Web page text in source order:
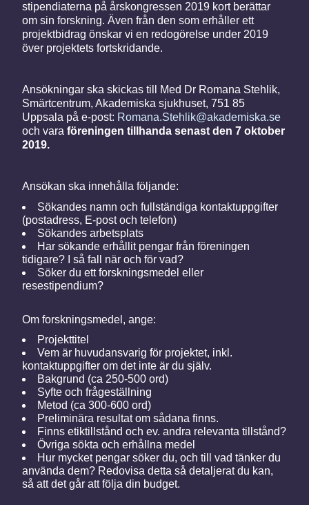
stipendiaterna på årskongressen 2019 kort berättar
om sin forskning. Även från den som erhåller ett
projektbidrag önskar vi en redogörelse under 2019
över projektets fortskridande.
Ansökningar ska skickas till Med Dr Romana Stehlik,
Smärtcentrum, Akademiska sjukhuset, 751 85
Uppsala på e-post: Romana.Stehlik@akademiska.se
och vara föreningen tillhanda senast den 7 oktober
2019.
Ansökan ska innehålla följande:
Sökandes namn och fullständiga kontaktuppgifter
(postadress, E-post och telefon)
Sökandes arbetsplats
Har sökande erhållit pengar från föreningen
tidigare? I så fall när och för vad?
Söker du ett forskningsmedel eller
resestipendium?
Om forskningsmedel, ange:
Projekttitel
Vem är huvudansvarig för projektet, inkl.
kontaktuppgifter om det inte är du själv.
Bakgrund (ca 250-500 ord)
Syfte och frågeställning
Metod (ca 300-600 ord)
Preliminära resultat om sådana finns.
Finns etiktillstånd och ev. andra relevanta tillstånd?
Övriga sökta och erhållna medel
Hur mycket pengar söker du, och till vad tänker du
använda dem? Redovisa detta så detaljerat du kan,
så att det går att följa din budget.